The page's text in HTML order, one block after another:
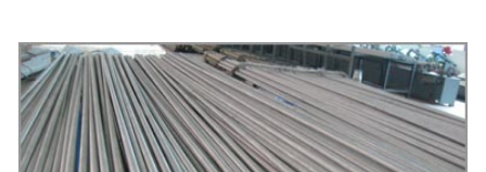
工艺流程
检测设备
生产车间